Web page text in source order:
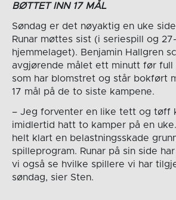
BØTTET INN 17 MÅL
Søndag er det nøyaktig en uke
Runar møttes sist (i seriespill og
hjemmelaget). Benjamin Hallgren
avgjørende målet ett minutt før full
som har blomstret og står bokført
17 mål på de to siste kampene.
– Jeg forventer en like tett og tøff
imidlertid hatt to kamper på en
helt klart en belastningsskade
spilleprogram. Runar på sin side
vi også se hvilke spillere vi har
søndag, sier Sten.